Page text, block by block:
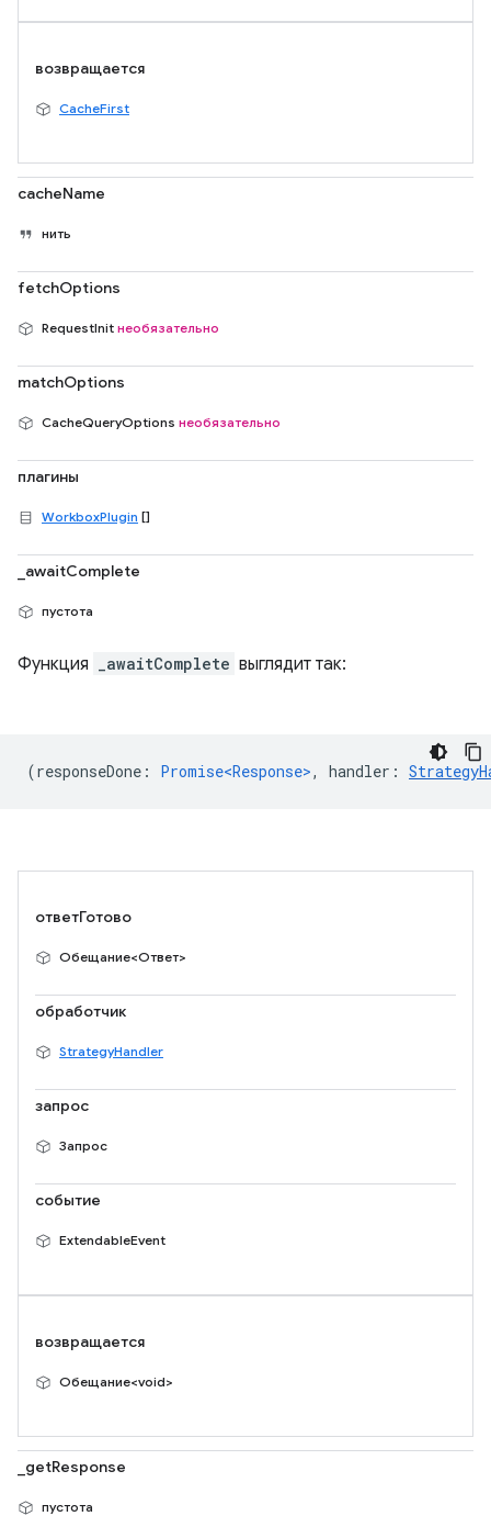
возвращается
CacheFirst
cacheName
нить
fetchOptions
RequestInit необязательно
matchOptions
CacheQueryOptions необязательно
плагины
WorkboxPlugin []
_awaitComplete
пустота
Функция _awaitComplete выглядит так:
(responseDone : Promise<Response>, handler :
ответГотово
Обещание<Ответ>
обработчик
StrategyHandler
запрос
Запрос
событие
ExtendableEvent
возвращается
Обещание<void>
_getResponse
пустота